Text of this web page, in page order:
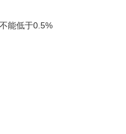
能低于0.5%